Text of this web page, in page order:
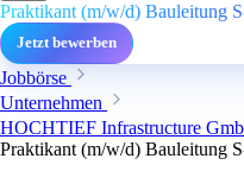
Praktikant (m/w/d) Bauleitung
Jetzt bewerben
Jobbörse
Unternehmen
HOCHTIEF Infrastructure
Praktikant (m/w/d) Bauleitung